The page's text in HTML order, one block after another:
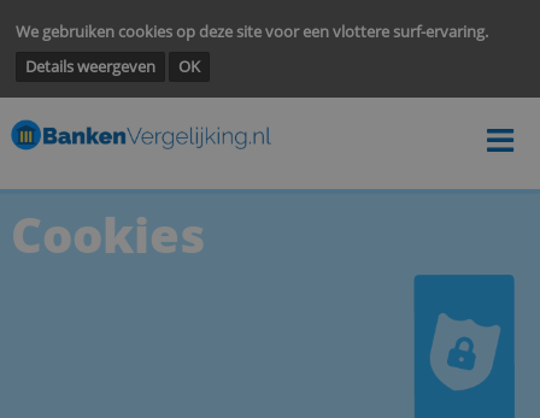
We gebruiken cookies op deze site voor een vlottere surf-
Details weergeven
Cookies